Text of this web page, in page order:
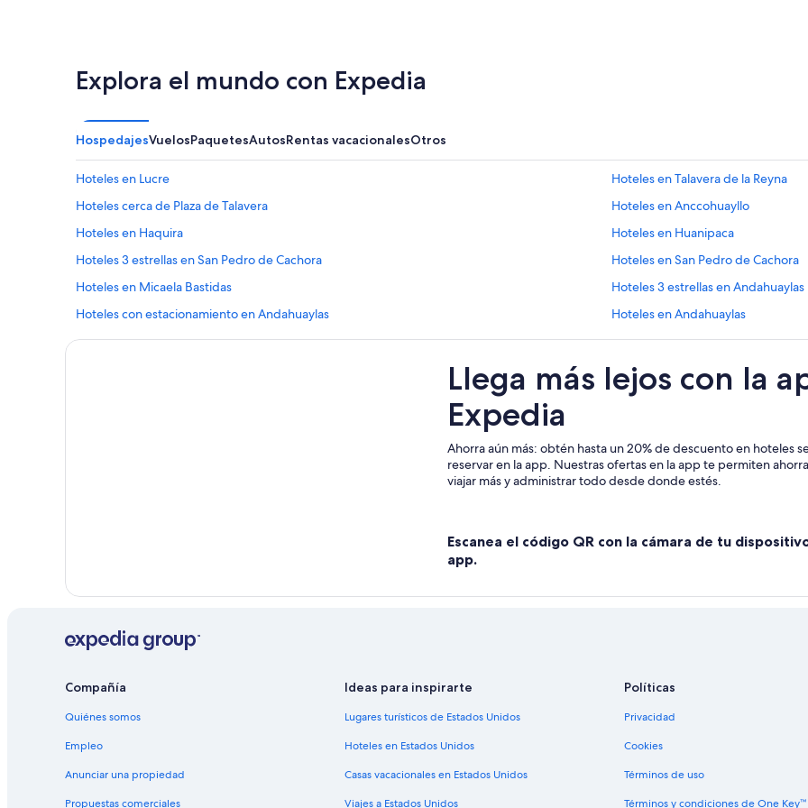
Explora el mundo con Expedia
HospedajesVuelosPaquetesAutosRentas vacacionalesOtros
Hoteles en Lucre
Hoteles en Talavera de la Reyna
Hoteles cerca de Plaza de Talavera
Hoteles en Anccohuayllo
Hoteles en Haquira
Hoteles en Huanipaca
Hoteles 3 estrellas en San Pedro de Cachora
Hoteles en San Pedro de Cachora
Hoteles en Micaela Bastidas
Hoteles 3 estrellas en Andahuaylas
Hoteles con estacionamiento en Andahuaylas
Hoteles en Andahuaylas
Hoteles cerca de El Mirador
Hoteles con desayuno incluido en
Hoteles con traslado del/al
Hoteles 5 estrellas en Chalhuanca
Hoteles en Pampachiri
Hoteles cerca de Yacimiento
Llega más lejos con la
Expedia
Ahorra aún más: obtén hasta un 20% de descuento en hoteles
reservar en la app. Nuestras ofertas en la app te permiten
viajar más y administrar todo desde donde estés.
Escanea el código QR con la cámara de tu
app.
Compañía
Quiénes somos
Empleo
Anunciar una propiedad
Propuestas comerciales
Ideas para inspirarte
Lugares turísticos de Estados Unidos
Hoteles en Estados Unidos
Casas vacacionales en Estados Unidos
Viajes a Estados Unidos
Políticas
Privacidad
Cookies
Términos de uso
Términos y condiciones de One Key™